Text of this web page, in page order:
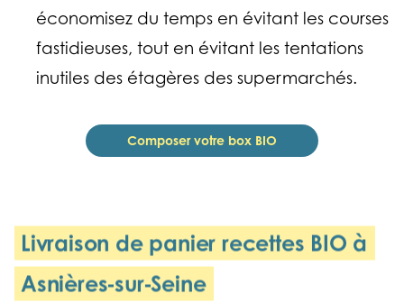
économisez du temps en évitant les courses
fastidieuses, tout en évitant les tentations
inutiles des étagères des supermarchés.
Composer votre box BIO
Livraison de panier recettes BIO à
Asnières‑sur‑Seine